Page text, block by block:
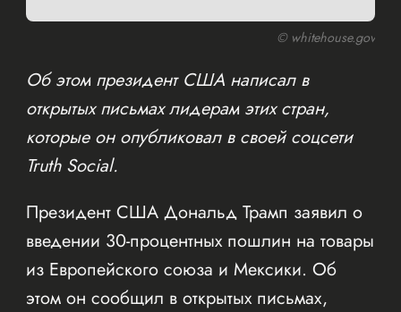
© whitehouse.gov
Об этом президент США написал в
открытых письмах лидерам этих стран,
которые он опубликовал в своей соцсети
Truth Social.
Президент США Дональд Трамп заявил о
введении 30-процентных пошлин на товары
из Европейского союза и Мексики. Об
этом он сообщил в открытых письмах,